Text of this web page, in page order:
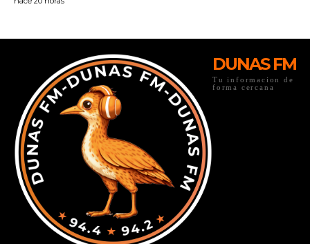
DUNAS FM
Tu informacion de
forma cercana